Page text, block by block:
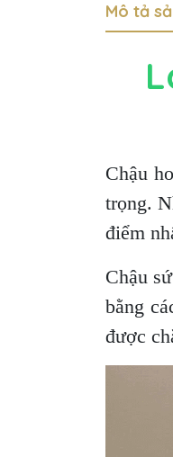
Mô tả
Chậu
trọng.
điểm
Chậu
bằng
được